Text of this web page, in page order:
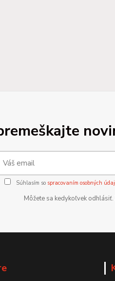
Súhlasím so spracovaním osobných
Môžete sa kedykoľvek